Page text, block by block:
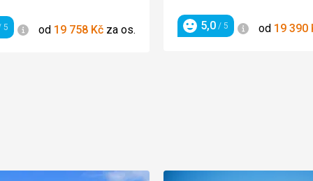
5 Informace
od 19 758 Kč za os. Hodnocení
5,0 / 5 Informace
od 19 390